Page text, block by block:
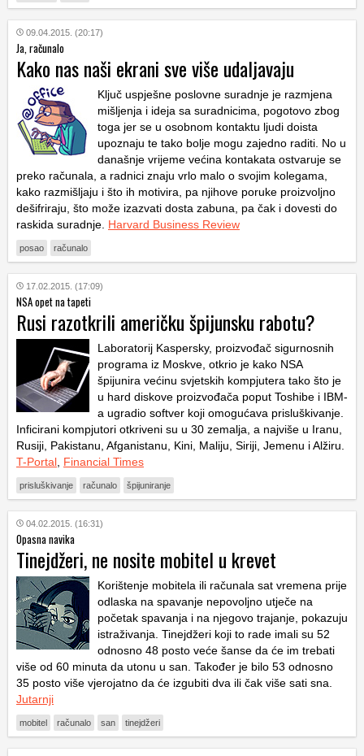
09.04.2015. (20:17)
Ja, računalo
Kako nas naši ekrani sve više udaljavaju
Ključ uspješne poslovne suradnje je razmjena
mišljenja i ideja sa suradnicima, pogotovo zbog
toga jer se u osobnom kontaktu ljudi doista
upoznaju te tako bolje mogu zajedno raditi. No u
današnje vrijeme većina kontakata ostvaruje se
preko računala, a radnici znaju vrlo malo o svojim kolegama,
kako razmišljaju i što ih motivira, pa njihove poruke proizvoljno
dešifriraju, što može izazvati dosta zabuna, pa čak i dovesti do
raskida suradnje. Harvard Business Review
posao računalo
17.02.2015. (17:09)
NSA opet na tapeti
Rusi razotkrili američku špijunsku rabotu?
Laboratorij Kaspersky, proizvođač sigurnosnih
programa iz Moskve, otkrio je kako NSA
špijunira većinu svjetskih kompjutera tako što je
u hard diskove proizvođača poput Toshibe i IBM-
a ugradio softver koji omogućava prisluškivanje.
Inficirani kompjutori otkriveni su u 30 zemalja, a najviše u Iranu,
Rusiji, Pakistanu, Afganistanu, Kini, Maliju, Siriji, Jemenu i Alžiru.
T-Portal Financial Times
prisluškivanje računalo špijuniranje
04.02.2015. (16:31)
Opasna navika
Tinejdžeri, ne nosite mobitel u krevet
Korištenje mobitela ili računala sat vremena prije
odlaska na spavanje nepovoljno utječe na
početak spavanja i na njegovo trajanje, pokazuju
istraživanja. Tinejdžeri koji to rade imali su 52
odnosno 48 posto veće šanse da će im trebati
više od 60 minuta da utonu u san. Također je bilo 53 odnosno
35 posto više vjerojatno da će izgubiti dva ili čak više sati sna.
Jutarnji
mobitel računalo san tinejdžeri